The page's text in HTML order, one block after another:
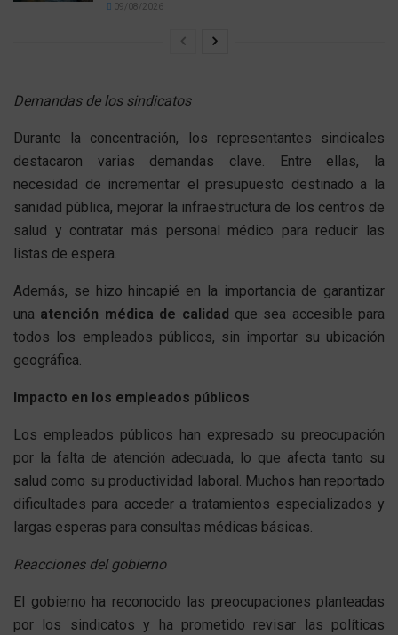
09/08/2026
Demandas de los sindicatos
Durante la concentración, los representantes sindicales
destacaron varias demandas clave. Entre ellas, la
necesidad de incrementar el presupuesto destinado a la
sanidad pública, mejorar la infraestructura de los centros de
salud y contratar más personal médico para reducir las
listas de espera.
Además, se hizo hincapié en la importancia de garantizar
una atención médica de calidad que sea accesible para
todos los empleados públicos, sin importar su ubicación
geográfica.
Impacto en los empleados públicos
Los empleados públicos han expresado su preocupación
por la falta de atención adecuada, lo que afecta tanto su
salud como su productividad laboral. Muchos han reportado
dificultades para acceder a tratamientos especializados y
largas esperas para consultas médicas básicas.
Reacciones del gobierno
El gobierno ha reconocido las preocupaciones planteadas
por los sindicatos y ha prometido revisar las políticas